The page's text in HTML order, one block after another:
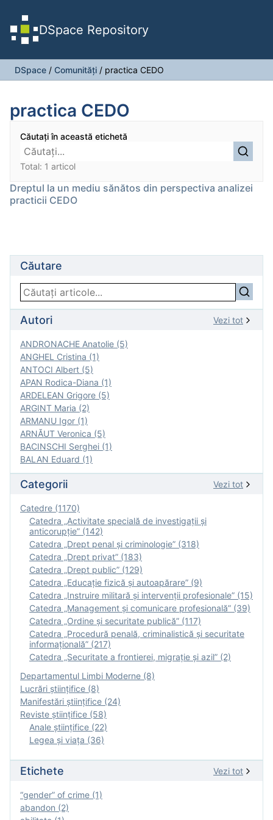
DSpace Repository
DSpace / Comunități / practica CEDO
practica CEDO
Căutați în această etichetă
Total: 1 articol
Dreptul la un mediu sănătos din perspectiva analizei
practicii CEDO
Căutare
Autori Vezi tot
ANDRONACHE Anatolie (5)
ANGHEL Cristina (1)
ANTOCI Albert (5)
APAN Rodica-Diana (1)
ARDELEAN Grigore (5)
ARGINT Maria (2)
ARMANU Igor (1)
ARNĂUT Veronica (5)
BACINSCHI Serghei (1)
BALAN Eduard (1)
Categorii Vezi tot
Catedre (1170)
Catedra „Activitate specială de investigaţii şi
anticorupție” (142)
Catedra „Drept penal și criminologie” (318)
Catedra „Drept privat” (183)
Catedra „Drept public” (129)
Catedra „Educație fizică şi autoapărare” (9)
Catedra „Instruire militară şi intervenţii profesionale” (15)
Catedra „Management și comunicare profesională” (39)
Catedra „Ordine și securitate publică” (117)
Catedra „Procedură penală, criminalistică și securitate
informațională” (217)
Catedra „Securitate a frontierei, migrație și azil” (2)
Departamentul Limbi Moderne (8)
Lucrări științifice (8)
Manifestări ştiinţifice (24)
Reviste ştiinţifice (58)
Anale ştiinţifice (22)
Legea şi viaţa (36)
Etichete Vezi tot
“gender” of crime (1)
abandon (2)